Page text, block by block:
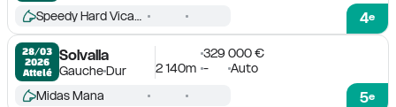
4e
Speedy Hard Vicane
28/03
2026
Attelé
Solvalla
GaucheDur
329 000 €
2 140m - Auto
5e
Midas Mana